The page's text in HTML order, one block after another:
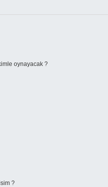
oynayacak ?
?